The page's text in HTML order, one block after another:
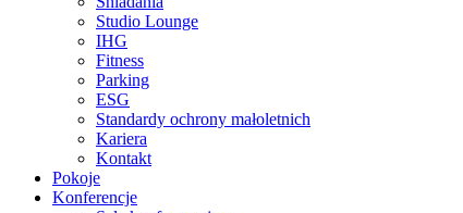
Studio Lounge
IHG
Fitness
Parking
ESG
Standardy ochrony małoletnich
Kariera
Kontakt
Pokoje
Konferencje